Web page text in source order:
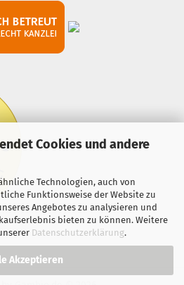
Cookies und andere
Technologien, auch von
Funktionsweise der Website zu
Angebotes zu analysieren und
bieten zu können. Weitere
Datenschutzerklärung.
Akzeptieren